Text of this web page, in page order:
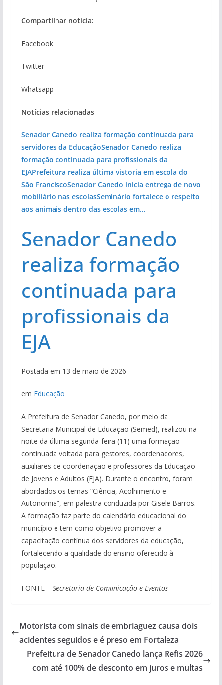
Compartilhar notícia:
Facebook
Twitter
Whatsapp
Notícias relacionadas
Senador Canedo realiza formação continuada para
servidores da EducaçãoSenador Canedo realiza
formação continuada para profissionais da
EJAPrefeitura realiza última vistoria em escola do
São FranciscoSenador Canedo inicia entrega de novo
mobiliário nas escolasSeminário fortalece o respeito
aos animais dentro das escolas em…
Senador Canedo
realiza formação
continuada para
profissionais da
EJA
Postada em 13 de maio de 2026
em Educação
A Prefeitura de Senador Canedo, por meio da
Secretaria Municipal de Educação (Semed), realizou na
noite da última segunda-feira (11) uma formação
continuada voltada para gestores, coordenadores,
auxiliares de coordenação e professores da Educação
de Jovens e Adultos (EJA). Durante o encontro, foram
abordados os temas “Ciência, Acolhimento e
Autonomia”, em palestra conduzida por Gisele Barros.
A formação faz parte do calendário educacional do
município e tem como objetivo promover a
capacitação contínua dos servidores da educação,
fortalecendo a qualidade do ensino oferecido à
população.
FONTE – Secretaria de Comunicação e Eventos
Motorista com sinais de embriaguez causa dois
acidentes seguidos e é preso em Fortaleza
Prefeitura de Senador Canedo lança Refis 2026
com até 100% de desconto em juros e multas